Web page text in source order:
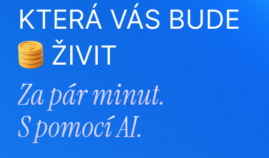
KTERÁ VÁS BUDE
ŽIVIT
Za pár minut.
Spomocí AI.